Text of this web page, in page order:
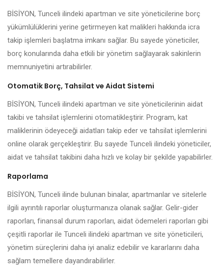
BİSİYON, Tunceli ilindeki apartman ve site yöneticilerine borç
yükümlülüklerini yerine getirmeyen kat malikleri hakkında icra
takip işlemleri başlatma imkanı sağlar. Bu sayede yöneticiler,
borç konularında daha etkili bir yönetim sağlayarak sakinlerin
memnuniyetini artırabilirler.
Otomatik Borç, Tahsilat ve Aidat Sistemi
BİSİYON, Tunceli ilindeki apartman ve site yöneticilerinin aidat
takibi ve tahsilat işlemlerini otomatikleştirir. Program, kat
maliklerinin ödeyeceği aidatları takip eder ve tahsilat işlemlerini
online olarak gerçekleştirir. Bu sayede Tunceli ilindeki yöneticiler,
aidat ve tahsilat takibini daha hızlı ve kolay bir şekilde yapabilirler.
Raporlama
BİSİYON, Tunceli ilinde bulunan binalar, apartmanlar ve sitelerle
ilgili ayrıntılı raporlar oluşturmanıza olanak sağlar. Gelir-gider
raporları, finansal durum raporları, aidat ödemeleri raporları gibi
çeşitli raporlar ile Tunceli ilindeki apartman ve site yöneticileri,
yönetim süreçlerini daha iyi analiz edebilir ve kararlarını daha
sağlam temellere dayandırabilirler.